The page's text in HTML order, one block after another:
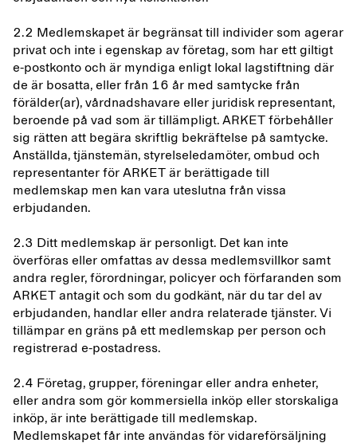
2.2 Medlemskapet är begränsat till individer som agerar
privat och inte i egenskap av företag, som har ett giltigt
e-postkonto och är myndiga enligt lokal lagstiftning där
de är bosatta, eller från 16 år med samtycke från
förälder(ar), vårdnadshavare eller juridisk representant,
beroende på vad som är tillämpligt. ARKET förbehåller
sig rätten att begära skriftlig bekräftelse på samtycke.
Anställda, tjänstemän, styrelseledamöter, ombud och
representanter för ARKET är berättigade till
medlemskap men kan vara uteslutna från vissa
erbjudanden.
2.3 Ditt medlemskap är personligt. Det kan inte
överföras eller omfattas av dessa medlemsvillkor samt
andra regler, förordningar, policyer och förfaranden som
ARKET antagit och som du godkänt, när du tar del av
erbjudanden, handlar eller andra relaterade tjänster. Vi
tillämpar en gräns på ett medlemskap per person och
registrerad e-postadress.
2.4 Företag, grupper, föreningar eller andra enheter,
eller andra som gör kommersiella inköp eller storskaliga
inköp, är inte berättigade till medlemskap.
Medlemskapet får inte användas för vidareförsäljning